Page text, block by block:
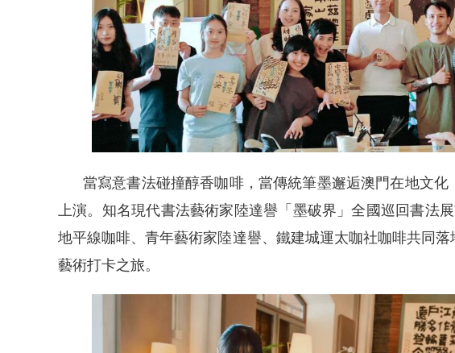
當寫意書法碰撞醇香咖啡，當傳統筆墨邂逅澳門在地文化
上演。知名現代書法藝術家陸達譽「墨破界」全國巡回書法
地平線咖啡、青年藝術家陸達譽、鐵建城運太咖社咖啡共同
藝術打卡之旅。